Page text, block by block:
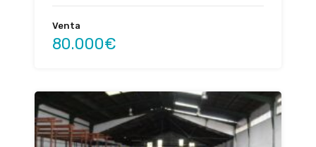
Venta
80.000€